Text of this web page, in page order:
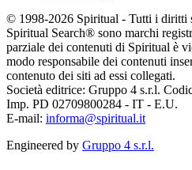
© 1998-2026 Spiritual - Tutti i diritti
Spiritual Search® sono marchi
parziale dei contenuti di Spiritual è
modo responsabile dei contenuti
contenuto dei siti ad essi collegati.
Società editrice: Gruppo 4 s.r.l.
Imp. PD 02709800284 - IT - E.U.
E-mail: informa@spiritual.it
Engineered by Gruppo 4 s.r.l.